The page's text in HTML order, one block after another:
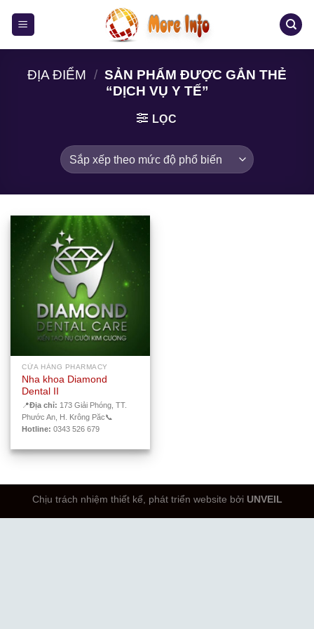
ĐỊA ĐIỂM / SẢN PHẨM ĐƯỢC GẮN THẺ
“DỊCH VỤ Y TẾ”
LỌC
CỬA HÀNG PHARMACY
Nha khoa Diamond
Dental II
📍Địa chỉ: 173 Giải Phóng, TT.
Phước An, H. Krông Păc📞
Hotline: 0343 526 679
Chịu trách nhiệm thiết kế, phát triển website bởi UNVEIL